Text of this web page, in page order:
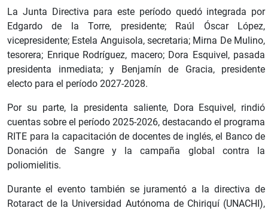
La Junta Directiva para este período quedó integrada por
Edgardo de la Torre, presidente; Raúl Óscar López,
vicepresidente; Estela Anguisola, secretaria; Mirna De Mulino,
tesorera; Enrique Rodríguez, macero; Dora Esquivel, pasada
presidenta inmediata; y Benjamín de Gracia, presidente
electo para el período 2027-2028.
Por su parte, la presidenta saliente, Dora Esquivel, rindió
cuentas sobre el período 2025-2026, destacando el programa
RITE para la capacitación de docentes de inglés, el Banco de
Donación de Sangre y la campaña global contra la
poliomielitis.
Durante el evento también se juramentó a la directiva de
Rotaract de la Universidad Autónoma de Chiriquí (UNACHI),